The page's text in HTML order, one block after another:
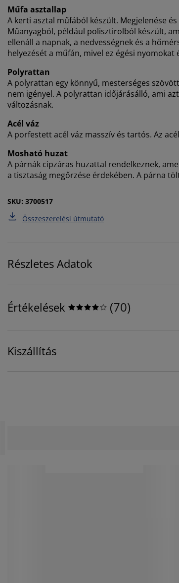
Műfa asztallap
A kerti asztal műfából készült. Megjelenése
Műanyagból, például polisztirolból készült,
ellenáll a napnak, a nedvességnek és a
helyezését a műfán, mivel ez égési nyomokat
Polyrattan
A polyrattan egy könnyű, mesterséges
nem igényel. A polyrattan időjárásálló, ami
változásnak.
Acél váz
A porfestett acél váz masszív és tartós. Az
Mosható huzat
A párnák cipzáras huzattal rendelkeznek,
a tisztaság megőrzése érdekében. A párna
SKU: 3700517
Összeszerelési útmutató
Részletes Adatok
Értékelések (70)
Kiszállítás